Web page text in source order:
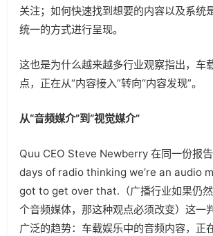
关注；如何快速找到想要的内容以及系统
统一的方式进行呈现。
这也是为什么越来越多行业观察指出，车
点，正在从“内容接入”转向“内容发现”。
从“音频媒介”到“视觉媒介”
Quu CEO Steve Newberry 在同一份报
days of radio thinking we’re an audio
got to get over that.（广播行业如果仍
个音频媒体，那这种观点必须改变）这一
广泛的趋势：车载娱乐中的音频内容，正